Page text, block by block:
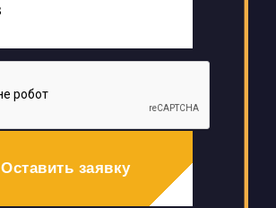
Оставить заявку